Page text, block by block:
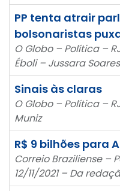
PP tenta atrair
bolsonaristas
O Globo – Política –
Éboli – Jussara Soares
Sinais às claras
O Globo – Política –
Muniz
R$ 9 bilhões para
Correio Braziliense –
12/11/2021 – Da